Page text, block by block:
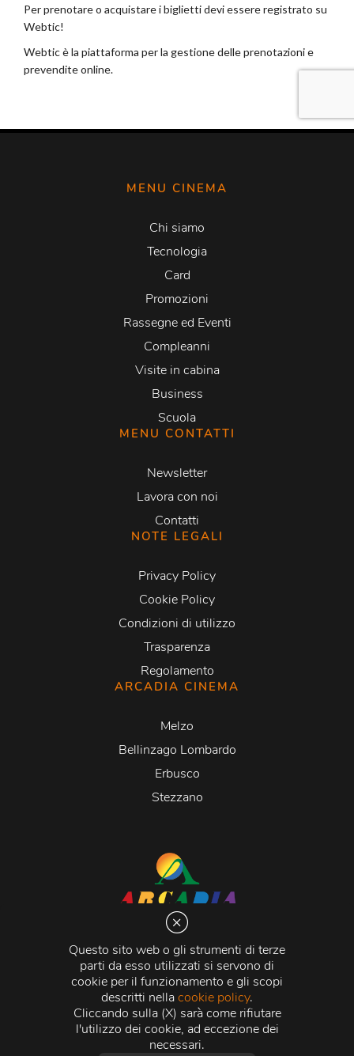
Questo sito web o gli strumenti di terze
parti da esso utilizzati si servono di
cookie per il funzionamento e gli scopi
descritti nellacookie policy.
Cliccando sulla (X) sarà come rifiutare
l'utilizzo dei cookie, ad eccezione dei
necessari.
MENU CINEMA
Chi siamo
Tecnologia
Card
Promozioni
Rassegne ed Eventi
Compleanni
Visite in cabina
Business
Scuola
MENU CONTATTI
Newsletter
Lavora con noi
Contatti
NOTE LEGALI
Privacy Policy
Cookie Policy
Condizioni di utilizzo
Trasparenza
Regolamento
ARCADIA CINEMA
Melzo
Bellinzago Lombardo
Erbusco
Stezzano
Via Martiri della Libertà 20066 Melzo (MI)
C.C.I.A.A. - R.E.A di Milano n. 1427910
Registro delle Imprese di Milano n. 338392 -
Fiscale e Partita Iva11015840157 | Capitale Sociale
500.000,00 i.v.
Credits:Crea Informatica S.r.l. 2026 © Tutti i diritti
riservati.